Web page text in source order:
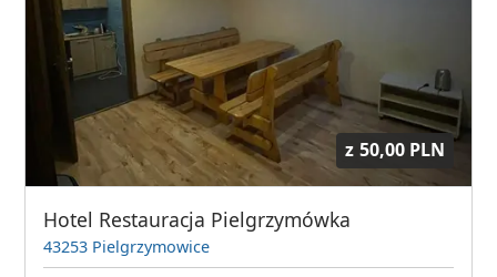
z 50,00 PLN
Hotel Restauracja Pielgrzymówka
43253 Pielgrzymowice